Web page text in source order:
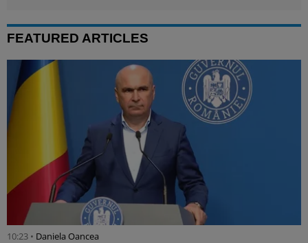
FEATURED ARTICLES
10:23 • Daniela Oancea